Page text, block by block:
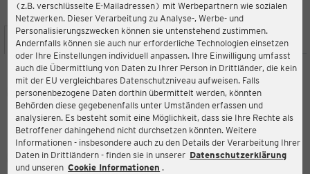
(z.B. verschlüsselte E-Mailadressen) mit Werbepartnern wie sozialen
Netzwerken. Dieser Verarbeitung zu Analyse-, Werbe- und
Personalisierungszwecken können sie untenstehend zustimmen.
Andernfalls können sie auch nur erforderliche Technologien einsetzen
oder Ihre Einstellungen individuell anpassen. Ihre Einwilligung umfasst
auch die Übermittlung von Daten zu Ihrer Person in Drittländer, die kein
mit der EU vergleichbares Datenschutzniveau aufweisen. Falls
personenbezogene Daten dorthin übermittelt werden, könnten
Behörden diese gegebenenfalls unter Umständen erfassen und
analysieren. Es besteht somit eine Möglichkeit, dass sie Ihre Rechte als
Betroffener dahingehend nicht durchsetzen könnten. Weitere
Informationen - insbesondere auch zu den Details der Verarbeitung Ihrer
Daten in Drittländern - finden sie in unserer Datenschutzerklärung
und unseren Cookie Informationen .
3,8
Bewertung:
STANDORT SERVICES SORTIMENT AKTIONEN
Ernsting's family
Kölner Str. 99, 42651 Solingen
Aktuell:
Geöffnet